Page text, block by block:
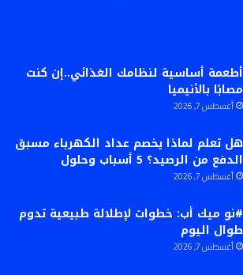
أطعمة أساسية لنظامك الغذائي..إن كنت
مصابًا بالأنيميا
أغسطس 7, 2026
هل تعلم لماذا يخصم عداد الكهرباء مسبق
الدفع من الرصيد؟ 5 أسباب وحلول
أغسطس 7, 2026
#نو ميك أب: خطوات لإطلالة طبيعية تدوم
طوال اليوم
أغسطس 7, 2026